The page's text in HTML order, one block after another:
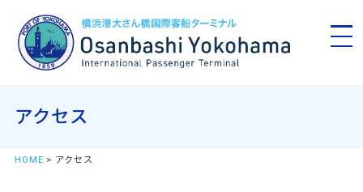
アクセス
HOME > アクセス